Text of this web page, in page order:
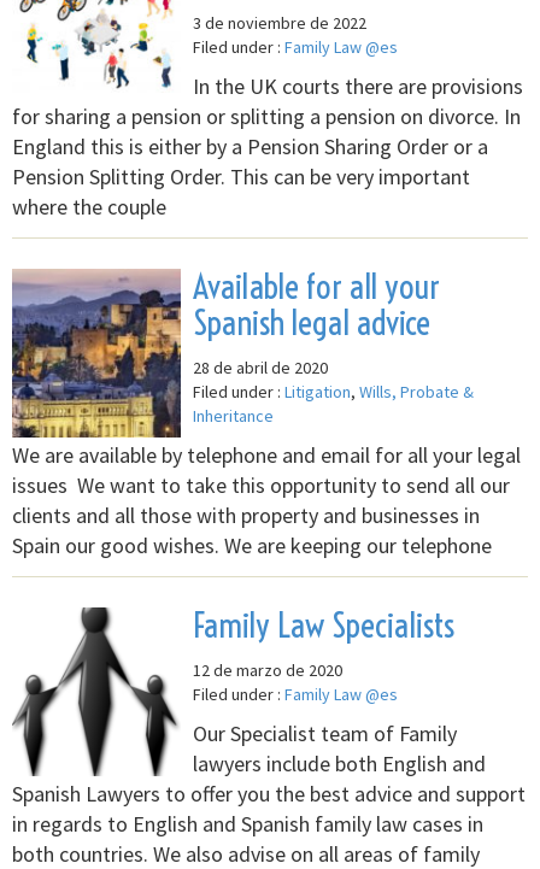
3 de noviembre de 2022
Filed under : Family Law @es
In the UK courts there are provisions
for sharing a pension or splitting a pension on divorce. In
England this is either by a Pension Sharing Order or a
Pension Splitting Order. This can be very important
where the couple
Available for all your
Spanish legal advice
28 de abril de 2020
Filed under : Litigation, Wills, Probate &
Inheritance
We are available by telephone and email for all your legal
issues We want to take this opportunity to send all our
clients and all those with property and businesses in
Spain our good wishes. We are keeping our telephone
Family Law Specialists
12 de marzo de 2020
Filed under : Family Law @es
Our Specialist team of Family
lawyers include both English and
Spanish Lawyers to offer you the best advice and support
in regards to English and Spanish family law cases in
both countries. We also advise on all areas of family